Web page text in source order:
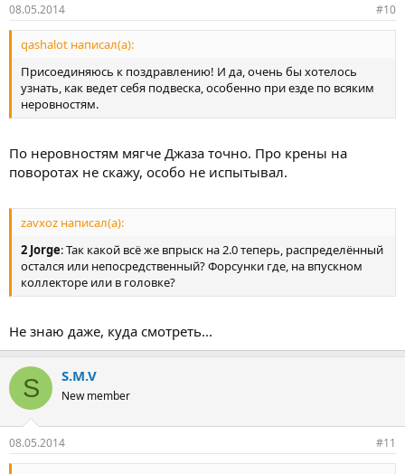
08.05.2014 #10
qashalot написал(а):
Присоединяюсь к поздравлению! И да, очень бы хотелось
узнать, как ведет себя подвеска, особенно при езде по всяким
неровностям.
По неровностям мягче Джаза точно. Про крены на
поворотах не скажу, особо не испытывал.
zavxoz написал(а):
2 Jorge: Так какой всё же впрыск на 2.0 теперь, распределённый
остался или непосредственный? Форсунки где, на впускном
коллекторе или в головке?
Не знаю даже, куда смотреть...
S S.M.V
New member
08.05.2014 #11